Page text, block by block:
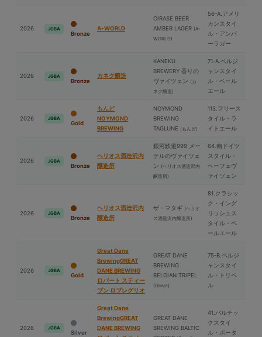
2026 JGBA
Bronze
A-WORLD
OIRASE BEER
AMBER LAGER (A-
WORLD)
56-A.アメリ
カンスタイ
ル・アンバ
ーラガー
2026 JGBA
Bronze
カネク醸造
KANEKU
BREWERY 香りの
ヴァイツェン (カ
ネク醸造)
71-A.ベルジ
ャンスタイ
ル・ペール
エール
2026 JGBA
Gold
もんど
NOYMOND
BREWING
NOYMOND
BREWING
TAGLUNE (もんど)
113.フリース
タイル・ラ
イトエール
2026 JGBA
Bronze
ヘリオス酒造沢内
醸造所
銀河鉄道999 メー
テルのヴァイツェ
ン (ヘリオス酒造沢内
醸造所)
64.南ドイツ
スタイル・
ヘーフェヴ
ァイツェン
2026 JGBA
Bronze
ヘリオス酒造沢内
醸造所
ザ・マタギ (ヘリオ
ス酒造沢内醸造所)
81.クラシッ
ク・イング
リッシュス
タイル・ペ
ールエール
2026 JGBA
Gold
Great Dane
BrewingGREAT
DANE BREWING
ロバート スティー
ブン ロブレグリオ
GREAT DANE
BREWING
BELGIAN TRIPEL
(Great)
75-B.ベルジ
ャンスタイ
ル・トリペ
ル
2026 JGBA
Silver
Great Dane
BrewingGREAT
DANE BREWING
GREAT DANE
BREWING BALTIC
41.バルチッ
クスタイ
ル・ポータ